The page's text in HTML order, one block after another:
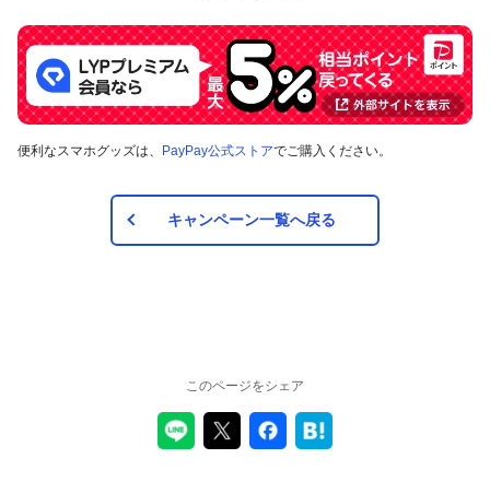
合や、キャンペーン自体を予告なく中止する場合があり
ます。
対象のお支払方法にてお支払いいただいた際に、仮に本
キャンペーンを適用すると、本キャンペーンによるキャ
ンペーン期間中のPayPayボーナスの付与額が合計5,000
円相当を超えるときには、当該付与額の合計が5,000円相
対象店舗との取引の全部について取り消され、解除され
（合意解除を含みます。）、または無効となった場合
（以下「取消し等」といいます。）、取消し等の理由の
場合（以下「取消し等」といいます。）、当該取消し等
の対象となった返金後のPayPay決済金額に応じたボーナ
スが付与されます。
対象店舗との取引について取消し等となった場合、取消
便利なスマホグッズは、 PayPay公式ストアでご購入ください。
キャンペーン一覧へ戻る
このページをシェア